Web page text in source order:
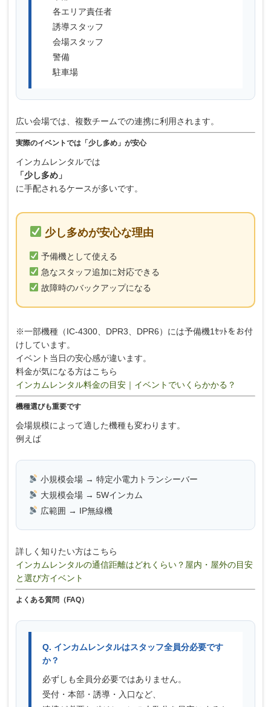
各エリア責任者
誘導スタッフ
会場スタッフ
警備
駐車場
広い会場では、複数チームでの連携に利用されます。
実際のイベントでは「少し多め」が安心
インカムレンタルでは
「少し多め」
に手配されるケースが多いです。
少し多めが安心な理由
予備機として使える
急なスタッフ追加に対応できる
故障時のバックアップになる
※一部機種（IC-4300、DPR3、DPR6）には予備機1ｾｯﾄをお付
けしています。
イベント当日の安心感が違います。
料金が気になる方はこちら
インカムレンタル料金の目安｜イベントでいくらかかる？
機種選びも重要です
会場規模によって適した機種も変わります。
例えば
小規模会場 → 特定小電力トランシーバー
大規模会場 → 5Wインカム
広範囲 → IP無線機
詳しく知りたい方はこちら
インカムレンタルの通信距離はどれくらい？屋内・屋外の目安
と選び方イベント
よくある質問（FAQ）
Q. インカムレンタルはスタッフ全員分必要です
か？
必ずしも全員分必要ではありません。
受付・本部・誘導・入口など、